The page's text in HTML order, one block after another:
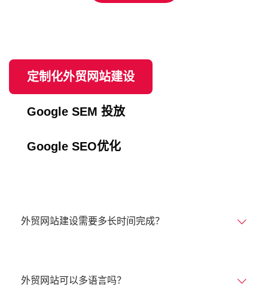
定制化外贸网站建设
Google SEM 投放
Google SEO优化
外贸网站建设需要多长时间完成？
外贸网站可以多语言吗？